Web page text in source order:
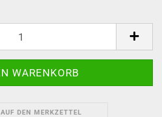
AUF DEN MERKZETTEL